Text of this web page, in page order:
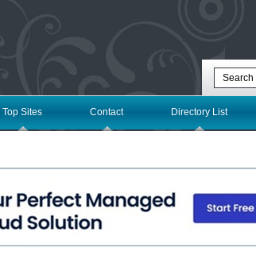
Top Sites Contact Directory List